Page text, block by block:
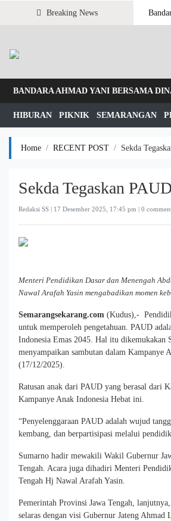
Breaking News
BANDARA AHMAD YANI BERSAMA
HIBURAN PIKNIK SEMARANGAN
Home RECENT POST Sekda
Sekda Tegaskan
Redaksi SS | 17 Desember 2025, 17:45 pm | 0
Menteri Pendidikan Dasar dan Menengah
Nawal Arafah Yasin mengabadikan momen
Semarangsekarang.com (Kudus),-
untuk memperoleh pengetahuan. PAUD
Indonesia Emas 2045. Hal itu dikemukakan
menyampaikan sambutan dalam Kampanye
(17/12/2025).
Ratusan anak dari PAUD yang berasal dari
Kampanye Anak Indonesia Hebat ini.
“Penyelenggaraan PAUD adalah wujud
kembang, dan berpartisipasi melalui
Sumarno hadir mewakili Wakil Gubernur
Tengah. Acara juga dihadiri Menteri
Tengah Hj Nawal Arafah Yasin.
Pemerintah Provinsi Jawa Tengah,
selaras dengan visi Gubernur Jateng